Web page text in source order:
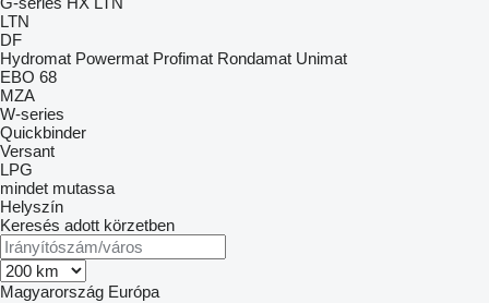
LTN
DF
Hydromat Powermat Profimat Rondamat Unimat
EBO 68
MZA
W-series
Quickbinder
Versant
LPG
mindet mutassa
Helyszín
Keresés adott körzetben
Magyarország Európa